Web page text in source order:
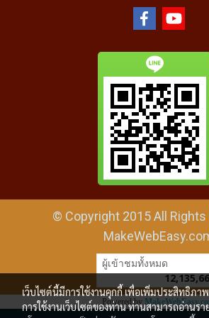
© Copyright 2015 All Rights
ผู้เข้าชมทั้งหมด
Powered by
เว็บไซต์นี้มีการใช้งานคุกกี้ เพื่อเพิ่มประสิทธิภ
การใช้งานเว็บไซต์ของท่าน ท่านสามารถอ่านรา